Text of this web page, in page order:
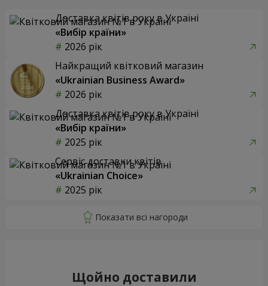
Доставка квітів року в Україні
«Вибір країни»
2026 рік
Найкращий квітковий магазин
«Ukrainian Business Award»
2026 рік
Доставка квітів року в Україні
«Вибір країни»
2025 рік
Сервіс доставки квітів
«Ukrainian Choice»
2025 рік
Щойно доставили